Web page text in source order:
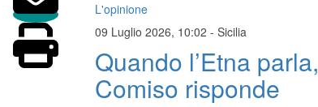
L'opinione
09 Luglio 2026, 10:02 - Sicilia
Quando l’Etna parla,
Comiso risponde